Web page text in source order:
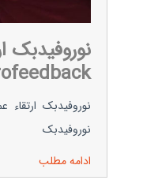
نوروفیدبک ارتقاء
نوروفیدبک
ادامه مطلب